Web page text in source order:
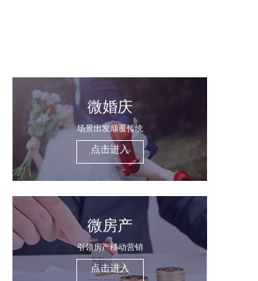
微婚庆
场景出发颠覆传统
点击进入
微房产
引领房产移动营销
点击进入